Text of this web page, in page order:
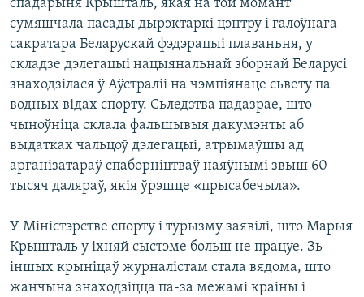
спадарыня Крышталь, якая на той момант
сумяшчала пасады дырэктаркі цэнтру і галоўнага
сакратара Беларускай фэдэрацыі плаваньня, у
складзе дэлегацыі нацыянальнай зборнай Беларусі
знаходзілася ў Аўстраліі на чэмпіянаце сьвету па
водных відах спорту. Сьледзтва падазрае, што
чыноўніца склала фальшывыя дакумэнты аб
выдатках чальцоў дэлегацыі, атрымаўшы ад
арганізатараў спаборніцтваў наяўнымі звыш 60
тысяч даляраў, якія ўрэшце «прысабечыла».
У Міністэрстве спорту і турызму заявілі, што Марыя
Крышталь у іхняй сыстэме больш не працуе. Зь
іншых крыніцаў журналістам стала вядома, што
жанчына знаходзіцца па-за межамі краіны і